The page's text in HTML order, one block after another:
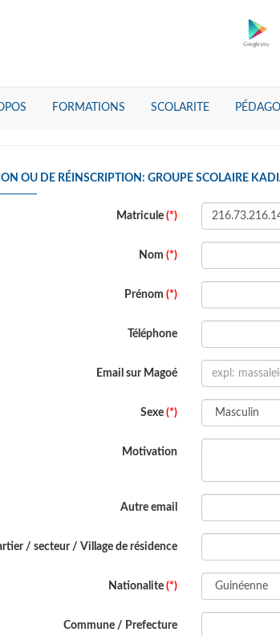
FORMATIONS SCOLARITE
OU DE RÉINSCRIPTION: GROUPE SCOLAIRE
Matricule (*)
Nom (*)
Prénom (*)
Téléphone
Email sur Magoé
Sexe (*)
Motivation
Autre email
/ secteur / Village de résidence
Nationalite (*)
Commune / Prefecture